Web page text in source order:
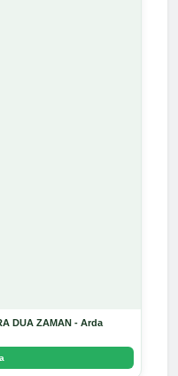
DUA ZAMAN - Arda